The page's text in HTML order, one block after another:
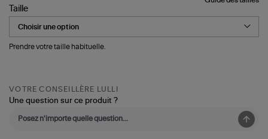
Taille
Prendre votre taille habituelle.
VOTRE CONSEILLÈRE LULLI
Une question sur ce produit ?